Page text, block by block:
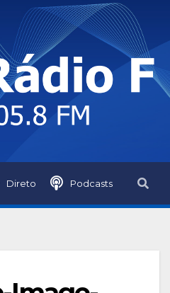
Direto Podcasts